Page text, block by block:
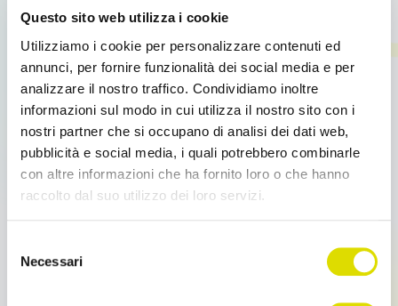
Questo sito web utilizza i cookie
Utilizziamo i cookie per personalizzare contenuti ed
annunci, per fornire funzionalità dei social media e per
analizzare il nostro traffico. Condividiamo inoltre
informazioni sul modo in cui utilizza il nostro sito con i
nostri partner che si occupano di analisi dei dati web,
pubblicità e social media, i quali potrebbero combinarle
con altre informazioni che ha fornito loro o che hanno
raccolto dal suo utilizzo dei loro servizi.
all'informativa:
https://www.ordersender.com/cookie-
delNecessari
possibile specificare fino a tre percentuali di sconto
successive: la seconda percentuale rappresenta uno
sconto sul prezzo già scontato con la prima
percentuale, e la terza uno sconto applicato al
prezzo già scontato con la seconda.
Esempio: se a un prodotto X si associa uno sconto 1
del 10%, e uno sconto 2 del 5%, partendo da un
prezzo iniziale di 100, il prezzo scontato finale sarà di
In alternativa ai tre sconti, è possibile specificare un
prezzo netto da applicare direttamente al prodotto